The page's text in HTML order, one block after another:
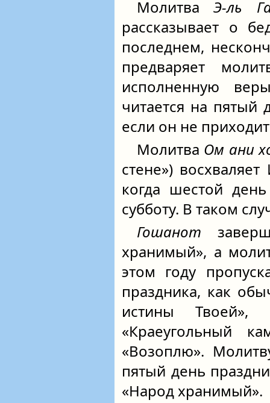
МолитваЭ-ль
рассказывает о
последнем,
предваряет
исполненную
читается на пятый
если он не
Молитва Ом ани
стене»)
когда шестой
субботу. В таком
Гошанот
хранимый», а
этом году
праздника, как
истины
«Краеугольный
«Возоплю».
пятый день
«Народ хранимый».